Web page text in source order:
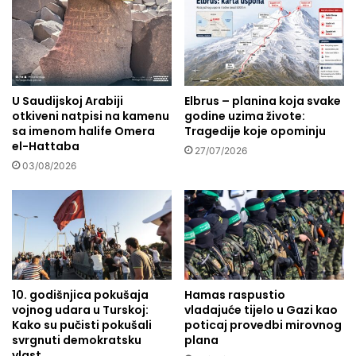
j
u
d
a
s
e
i
g
r
a
n
o
l
j
u
i
s
s
a
d
o
v
o
g
r
e
m
B
a
n
i
a
U Saudijskoj Arabiji
otkiveni natpisi na kamenu
sa imenom halife Omera
el-Hattaba
03/08/2026
Elbrus – planina koja svake
godine uzima živote:
Tragedije koje opominju
27/07/2026
10. godišnjica pokušaja
vojnog udara u Turskoj:
Kako su pučisti pokušali
svrgnuti demokratsku
Hamas raspustio
vladajuće tijelo u Gazi kao
poticaj provedbi mirovnog
plana